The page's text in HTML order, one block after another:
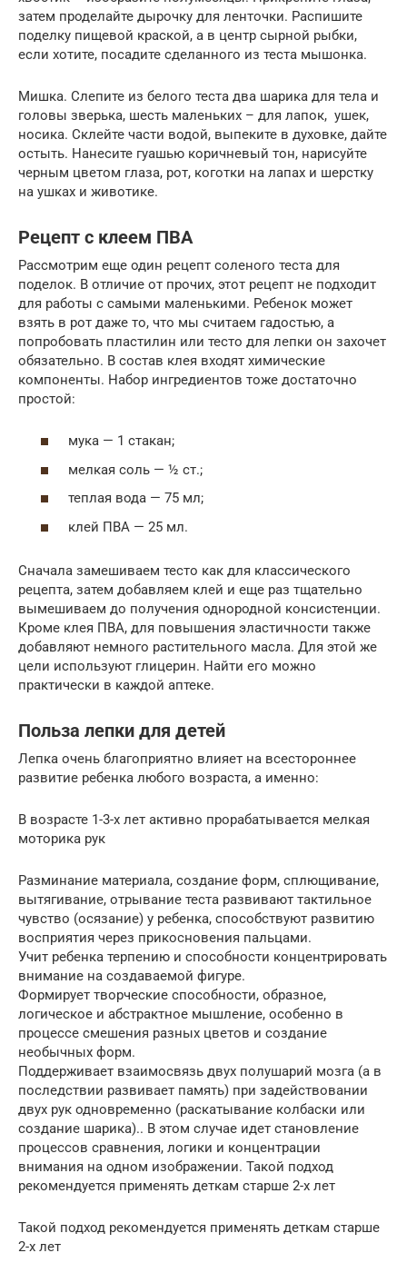
затем проделайте дырочку для ленточки. Распишите
поделку пищевой краской, а в центр сырной рыбки,
если хотите, посадите сделанного из теста мышонка.
Мишка. Слепите из белого теста два шарика для тела и
головы зверька, шесть маленьких – для лапок, ушек,
носика. Склейте части водой, выпеките в духовке, дайте
остыть. Нанесите гуашью коричневый тон, нарисуйте
черным цветом глаза, рот, коготки на лапах и шерстку
на ушках и животике.
Рецепт с клеем ПВА
Рассмотрим еще один рецепт соленого теста для
поделок. В отличие от прочих, этот рецепт не подходит
для работы с самыми маленькими. Ребенок может
взять в рот даже то, что мы считаем гадостью, а
попробовать пластилин или тесто для лепки он захочет
обязательно. В состав клея входят химические
компоненты. Набор ингредиентов тоже достаточно
простой:
мука — 1 стакан;
мелкая соль — ½ ст.;
теплая вода — 75 мл;
клей ПВА — 25 мл.
Сначала замешиваем тесто как для классического
рецепта, затем добавляем клей и еще раз тщательно
вымешиваем до получения однородной консистенции.
Кроме клея ПВА, для повышения эластичности также
добавляют немного растительного масла. Для этой же
цели используют глицерин. Найти его можно
практически в каждой аптеке.
Польза лепки для детей
Лепка очень благоприятно влияет на всестороннее
развитие ребенка любого возраста, а именно:
В возрасте 1-3-х лет активно прорабатывается мелкая
моторика рук
Разминание материала, создание форм, сплющивание,
вытягивание, отрывание теста развивают тактильное
чувство (осязание) у ребенка, способствуют развитию
восприятия через прикосновения пальцами.
Учит ребенка терпению и способности концентрировать
внимание на создаваемой фигуре.
Формирует творческие способности, образное,
логическое и абстрактное мышление, особенно в
процессе смешения разных цветов и создание
необычных форм.
Поддерживает взаимосвязь двух полушарий мозга (а в
последствии развивает память) при задействовании
двух рук одновременно (раскатывание колбаски или
создание шарика).. В этом случае идет становление
процессов сравнения, логики и концентрации
внимания на одном изображении. Такой подход
рекомендуется применять деткам старше 2-х лет
Такой подход рекомендуется применять деткам старше
2-х лет